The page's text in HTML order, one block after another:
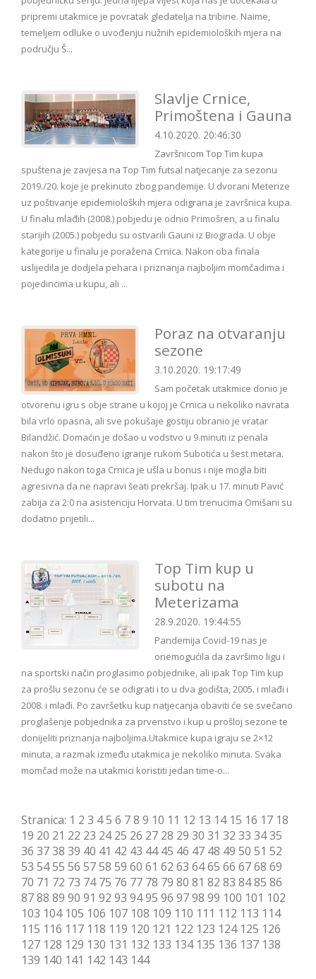
pripremi utakmice je povratak gledatelja na tribine. Naime,
temeljem odluke o uvođenju nužnih epidemioloških mjera na
području Š...
Slavlje Crnice,
Primoštena i Gauna
4.10.2020. 20:46:30
Završnicom Top Tim kupa
spuštena je zavjesa na Top Tim futsal natjecanje za sezonu
2019./20. koje je prekinuto zbog pandemije. U dvorani Meterize
uz poštivanje epidemioloških mjera odigrana je završnica kupa.
U finalu mlađih (2008.) pobjedu je odnio Primošren, a u finalu
starijih (2005.) pobjedu su ostvarili Gauni iz Biograda. U obje
kategorije u finalu je poražena Crnica. Nakon oba finala
uslijedila je dodjela pehara i priznanja najboljim momčadima i
pojedincima u kupu, ali ...
Poraz na otvaranju
sezone
3.10.2020. 19:17:49
Sam početak utakmice donio je
otvorenu igru s obje strane u kojoj je Crnica u nekoliko navrata
bila vrlo opasna, ali sve pokušaje gostiju obranio je vratar
Bilandžić. Domaćin je došao u vodstvo u 9.minuti iz penala
nakon što je dosuđeno igranje rukom Subotića u šest metara.
Nedugo nakon toga Crnica je ušla u bonus i nije mogla biti
agresivna da ne napravi šeati prekršaj. Ipak u 17. minuti Pavić
zabija za 2:0 na asistenciju Horvata. U tim trenucima Omišani su
dodatno prijetili...
Top Tim kup u
subotu na
Meterizama
28.9.2020. 19:44:55
Pandemija Covid-19 nas je
onemogućila da završimo ligu i
na sportski način proglasimo pobjednike, ali ipak Top Tim kup
za prošlu sezonu će se odigrati i to u dva godišta, 2005. i mlađi i
2008. i mlađi. Po završetku kup natjecanja obaviti će se svečano
proglašenje pobjednika za prvenstvo i kup u prošloj sezone te
donijeliti priznanja najboljima.Utakmice kupa igraju se 2×12
minuta, a razmak između utakmica je nekoliko minuta. Svaka
momčad može na utakmici koristiti jedan time-o...
Stranica: 1 2 3 45 6 78 9 10 11 12 13 14 15 16 17 18
19 20 21 22 23 24 25 26 27 28 29 30 31 32 33 3435
36 3738 39 40 41 42 43 44 45 46 47 48 49 50 51 52
53 5455 56 5758 59 60 61 62 63 6465 66 6768 69
70 71 72 73 74 75 76 77 78 79 80 81 82 83 8485 86
8788 89 90 91 92 93 9495 96 9798 99 100 101 102
103 104 105 106 107 108 109 110 111 112 113 114
115 116 117 118 119 120 121 122 123 124 125 126
127 128 129 130 131 132 133 134 135 136 137 138
139 140 141 142 143 144